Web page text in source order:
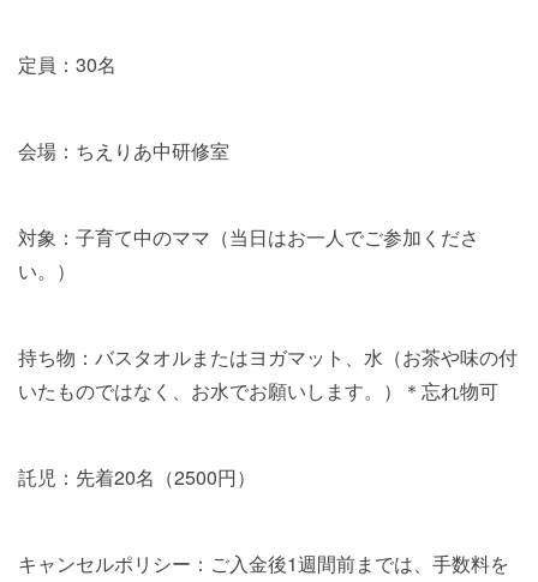
定員：30名
会場：ちえりあ中研修室
対象：子育て中のママ（当日はお一人でご参加くださ
い。）
持ち物：バスタオルまたはヨガマット、水（お茶や味の付
いたものではなく、お水でお願いします。）＊忘れ物可
託児：先着20名（2500円）
キャンセルポリシー：ご入金後1週間前までは、手数料を